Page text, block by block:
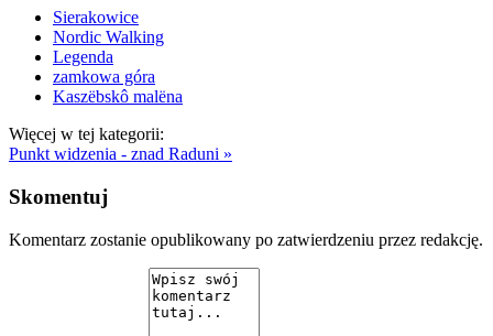
Sierakowice
Nordic Walking
Legenda
zamkowa góra
Kaszëbskô malëna
Więcej w tej kategorii:
Punkt widzenia - znad Raduni »
Skomentuj
Komentarz zostanie opublikowany po zatwierdzeniu przez redakcję.